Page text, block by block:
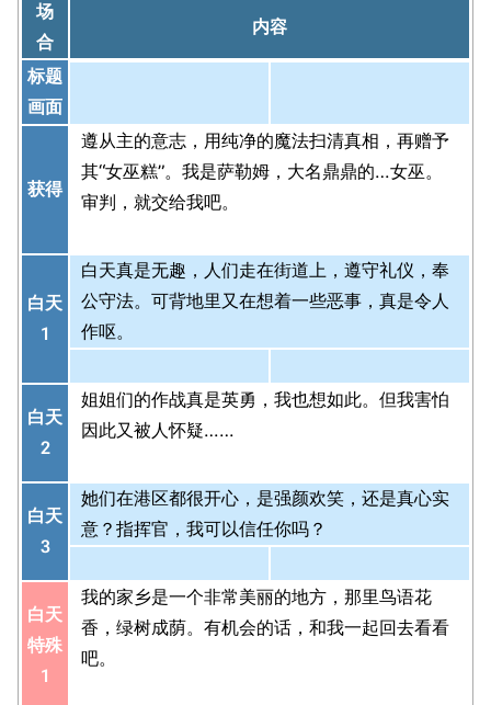
场
合
内容
标题
画面
获得
遵从主的意志，用纯净的魔法扫清真相，再赠予
其“女巫糕”。我是萨勒姆，大名鼎鼎的…女巫。
审判，就交给我吧。
白天
1
白天真是无趣，人们走在街道上，遵守礼仪，奉
公守法。可背地里又在想着一些恶事，真是令人
作呕。
白天
2
姐姐们的作战真是英勇，我也想如此。但我害怕
因此又被人怀疑……
白天
3
她们在港区都很开心，是强颜欢笑，还是真心实
意？指挥官，我可以信任你吗？
白天
特殊
1
我的家乡是一个非常美丽的地方，那里鸟语花
香，绿树成荫。有机会的话，和我一起回去看看
吧。